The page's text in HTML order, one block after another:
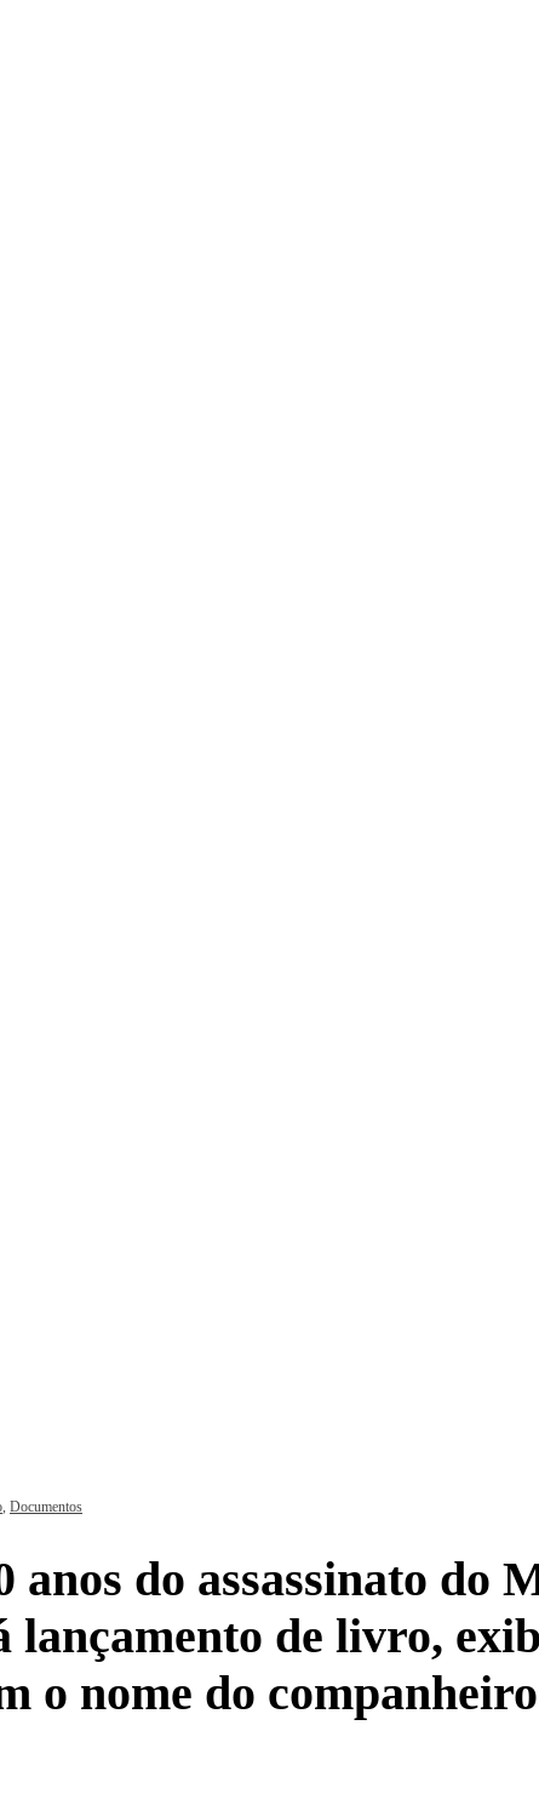
, Documentos
anos do assassinato do
de livro,
o nome do